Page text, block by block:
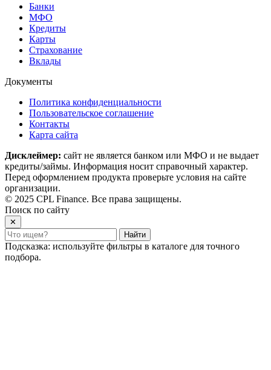
Банки
МФО
Кредиты
Карты
Страхование
Вклады
Документы
Политика конфиденциальности
Пользовательское соглашение
Контакты
Карта сайта
Дисклеймер: сайт не является банком или МФО и не выдает
кредиты/займы. Информация носит справочный характер.
Перед оформлением продукта проверьте условия на сайте
организации.
© 2025 CPL Finance. Все права защищены.
Поиск по сайту
✕
Найти
Подсказка: используйте фильтры в каталоге для точного
подбора.